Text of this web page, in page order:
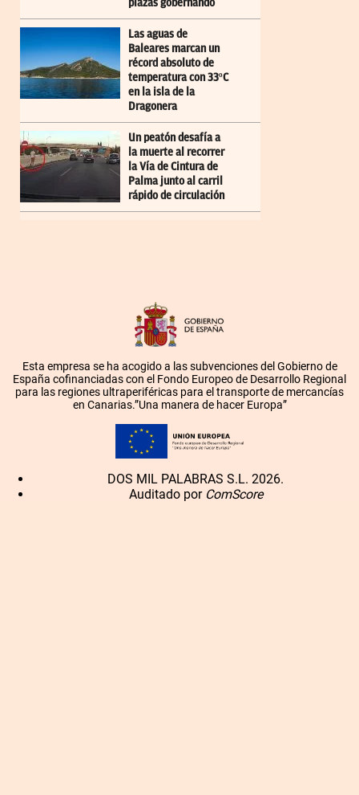
plazas gobernando
Las aguas de
Baleares marcan un
récord absoluto de
temperatura con 33ºC
en la isla de la
Dragonera
Un peatón desafía a
la muerte al recorrer
la Vía de Cintura de
Palma junto al carril
rápido de circulación
Esta empresa se ha acogido a las subvenciones del Gobierno de
España cofinanciadas con el Fondo Europeo de Desarrollo Regional
para las regiones ultraperiféricas para el transporte de mercancías
en Canarias.”Una manera de hacer Europa”
DOS MIL PALABRAS S.L. 2026.
Auditado por ComScore